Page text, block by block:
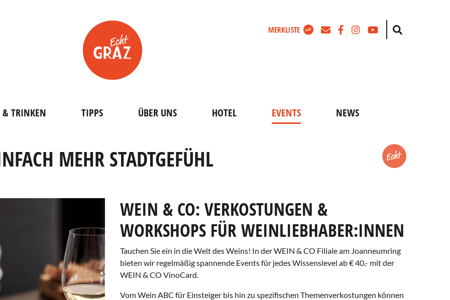
MERKLISTE
ZumFacebook
Instagram
Youtube
& TRINKEN TIPPS ÜBER UNS HOTEL EVENTS NEWS
MEHR STADTGEFÜHL
WEIN & CO: VERKOSTUNGEN &
WORKSHOPS FÜR WEINLIEBHABER:INNEN
Tauchen Sie ein in die Welt des Weins! In der WEIN & CO Filiale am Joanneumring
bieten wir regelmäßig spannende Events für jedes Wissenslevel ab € 40,- mit der
WEIN & CO VinoCard.
Vom Wein ABC für Einsteiger bis hin zu spezifischen Themenverkostungen können